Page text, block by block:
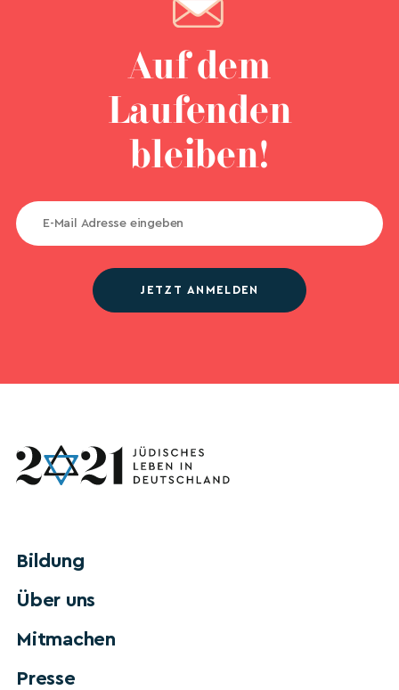
Auf dem
Laufenden
bleiben!
JETZT ANMELDEN
Bildung
Über uns
Mitmachen
Presse